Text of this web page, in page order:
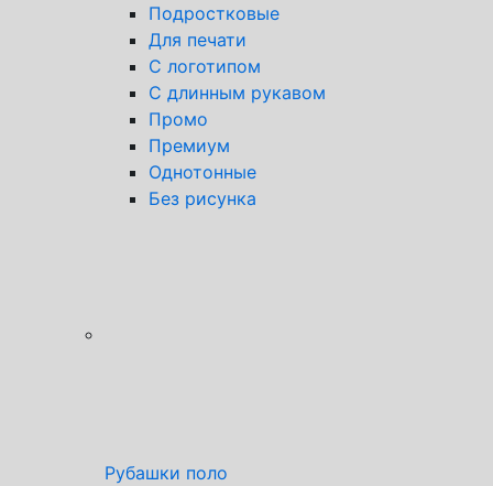
Подростковые
Для печати
С логотипом
С длинным рукавом
Промо
Премиум
Однотонные
Без рисунка
Рубашки поло